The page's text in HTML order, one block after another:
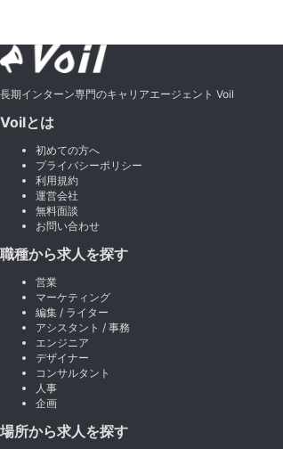
長期インターン専門のキャリアエージェント Voil
Voilとは
初めての方へ
プライバシーポリシー
利用規約
運営会社
無料面談
お問い合わせ
職種から求人を探す
営業
マーケティング
編集 / ライター
アシスタント / 事務
エンジニア
デザイナー
コンサルタント
人事
企画
場所から求人を探す